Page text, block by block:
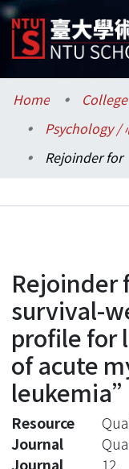
Communities &
Research
Statistics
Home
Psychology /
Rejoinder
survival-
profile for
of acute
Resource
Journal
Journal
12